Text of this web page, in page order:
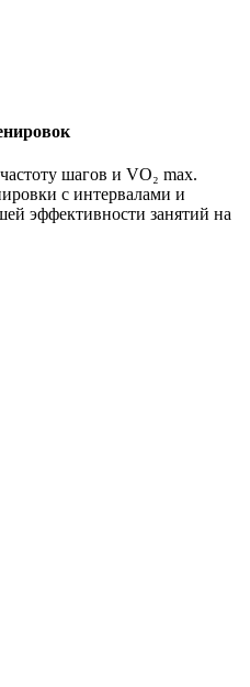
шагов и VO₂ max.
с интервалами и
эффективности занятий на